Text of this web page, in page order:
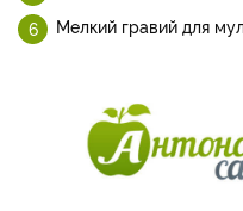
Мелкий гравий для